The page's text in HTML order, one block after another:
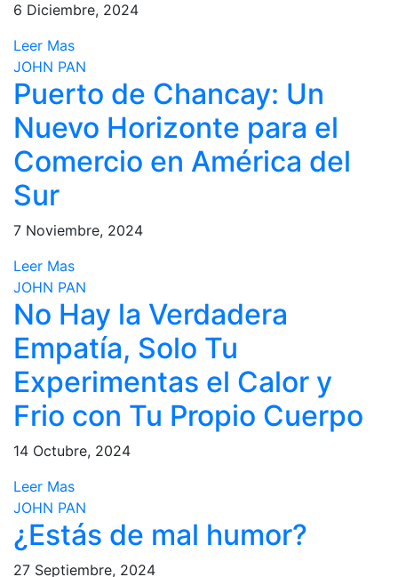
6 Diciembre, 2024
Leer Mas
JOHN PAN
Puerto de Chancay: Un
Nuevo Horizonte para el
Comercio en América del
Sur
7 Noviembre, 2024
Leer Mas
JOHN PAN
No Hay la Verdadera
Empatía, Solo Tu
Experimentas el Calor y
Frio con Tu Propio Cuerpo
14 Octubre, 2024
Leer Mas
JOHN PAN
¿Estás de mal humor?
27 Septiembre, 2024